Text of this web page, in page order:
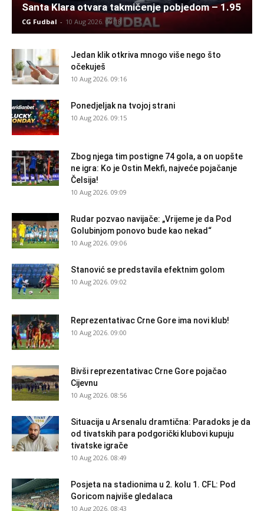
Santa Klara otvara takmičenje pobjedom – 1.95
CG Fudbal - 10 Aug 2026. 09:18
Jedan klik otkriva mnogo više nego što
očekuješ
10 Aug 2026. 09:16
Ponedjeljak na tvojoj strani
10 Aug 2026. 09:15
Zbog njega tim postigne 74 gola, a on uopšte
ne igra: Ko je Ostin Mekfi, najveće pojačanje
Čelsija!
10 Aug 2026. 09:09
Rudar pozvao navijače: „Vrijeme je da Pod
Golubinjom ponovo bude kao nekad“
10 Aug 2026. 09:06
Stanović se predstavila efektnim golom
10 Aug 2026. 09:02
Reprezentativac Crne Gore ima novi klub!
10 Aug 2026. 09:00
Bivši reprezentativac Crne Gore pojačao
Cijevnu
10 Aug 2026. 08:56
Situacija u Arsenalu dramtična: Paradoks je da
od tivatskih para podgorički klubovi kupuju
tivatske igrače
10 Aug 2026. 08:49
Posjeta na stadionima u 2. kolu 1. CFL: Pod
Goricom najviše gledalaca
10 Aug 2026. 08:43